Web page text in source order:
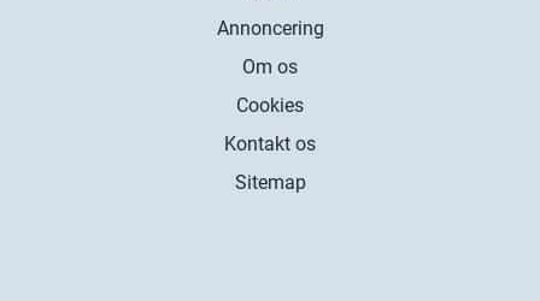
Annoncering
Om os
Cookies
Kontakt os
Sitemap